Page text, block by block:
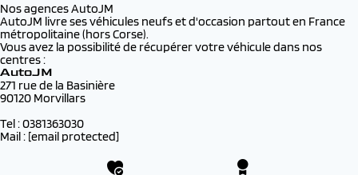
Nos agences AutoJM
AutoJM livre ses véhicules neufs et d'occasion partout en France
métropolitaine (hors Corse).
Vous avez la possibilité de récupérer votre véhicule dans nos
centres :
AutoJM
271 rue de la Basinière
90120 Morvillars
Tel : 0381363030
Mail : [email protected]